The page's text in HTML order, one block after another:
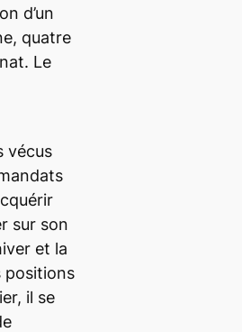
d’un
quatre
Le
vécus
sur son
et la
positions
il se